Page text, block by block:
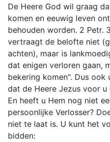
De Heere God wil graag
komen en eeuwig leven
behouden worden. 2 Petr.
vertraagt de belofte niet
achten), maar is
dat enigen verloren gaan,
bekering komen". Dus
dat de Heere Jezus voor
En heeft u Hem nog niet
persoonlijke Verlosser?
niet te laat is. U kunt het
bidden: